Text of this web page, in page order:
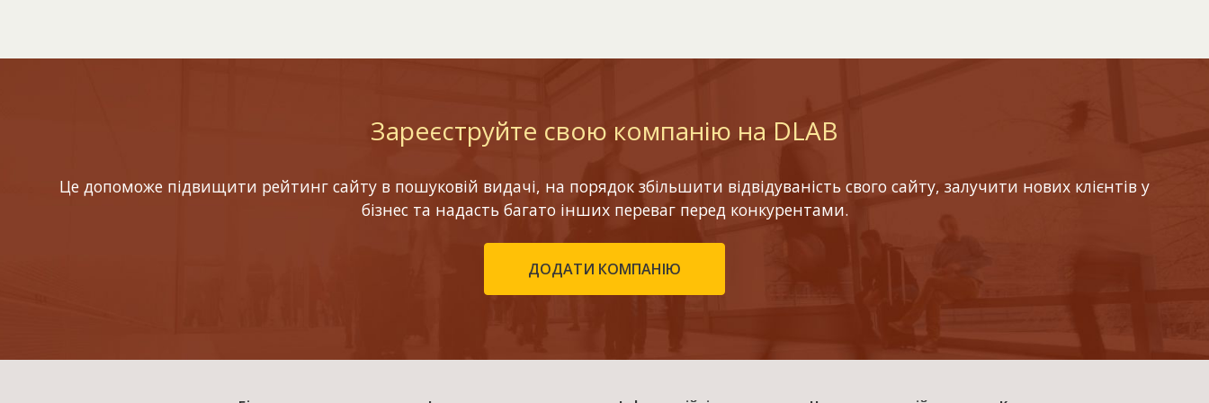
Зареєструйте свою компанію на DLAB
Це допоможе підвищити рейтинг сайту в пошуковій видачі, на порядок збільшити відвідуваність свого сайту, залучити нових клієнтів у
бізнес та надасть багато інших переваг перед конкурентами.
ДОДАТИ КОМПАНІЮ